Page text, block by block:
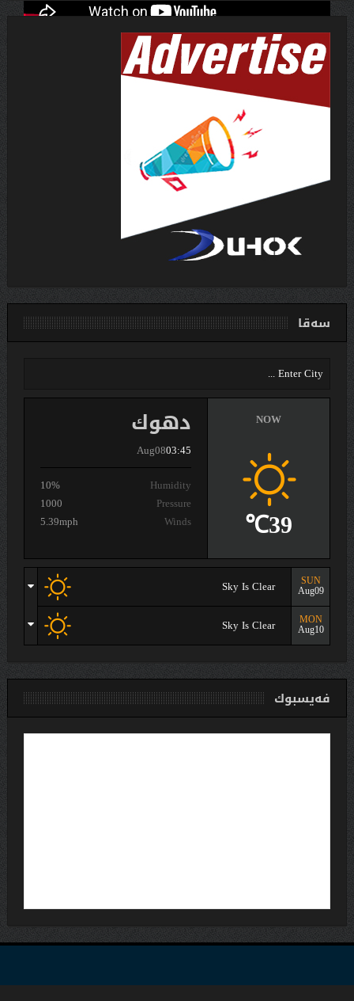
سەقا
دهوك
Aug0803:45
Humidity
10%
Pressure
1000
Winds
5.39mph
NOW
39℃
SUN
Aug09
Sky Is Clear
MON
Aug10
Sky Is Clear
فەیسبوك